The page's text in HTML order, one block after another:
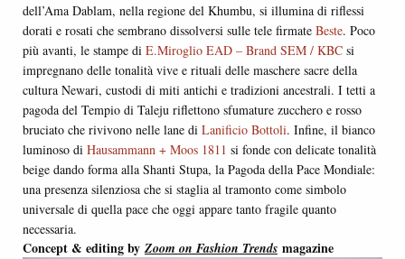
dell’Ama Dablam, nella regione del Khumbu, si illumina di riflessi
dorati e rosati che sembrano dissolversi sulle tele firmate Beste. Poco
più avanti, le stampe di E.Miroglio EAD – Brand SEM / KBC si
impregnano delle tonalità vive e rituali delle maschere sacre della
cultura Newari, custodi di miti antichi e tradizioni ancestrali. I tetti a
pagoda del Tempio di Taleju riflettono sfumature zucchero e rosso
bruciato che rivivono nelle lane di Lanificio Bottoli. Infine, il bianco
luminoso di Hausammann + Moos 1811 si fonde con delicate tonalità
beige dando forma alla Shanti Stupa, la Pagoda della Pace Mondiale:
una presenza silenziosa che si staglia al tramonto come simbolo
universale di quella pace che oggi appare tanto fragile quanto
necessaria.
Concept & editing by Zoom on Fashion Trends magazine